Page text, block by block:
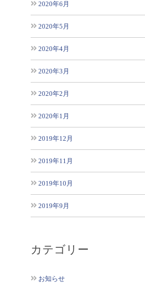
2020年6月
2020年5月
2020年4月
2020年3月
2020年2月
2020年1月
2019年12月
2019年11月
2019年10月
2019年9月
カテゴリー
お知らせ